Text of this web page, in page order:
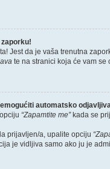
zaporku!
Jest da je vaša trenutna
te na stranici koja će vam
automatsko
“Zapamtite me”kada se
prijavljen/a, upalite opciju
je vidljiva samo ako ju je